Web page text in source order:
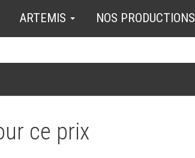
ARTEMIS NOS PRODUCTIONS
ce prix